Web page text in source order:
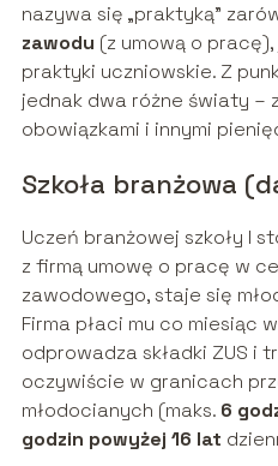
nazywa się „praktyką”
zawodu (z umową o
praktyki uczniowskie. Z
jednak dwa różne światy –
obowiązkami i innymi
Szkoła branżowa
Uczeń branżowej szkoły I
z firmą umowę o pracę w
zawodowego, staje się
Firma płaci mu co miesiąc
odprowadza składki ZUS i
oczywiście w granicach
młodocianych (maks. 6
godzin powyżej 16 lat